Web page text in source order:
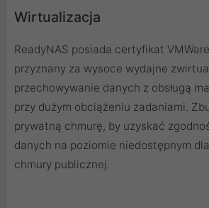
Wirtualizacja
ReadyNAS posiada certyfikat
przyznany za wysoce wydajne
przechowywanie danych z obsługą
przy dużym obciążeniu zadaniami.
prywatną chmurę, by uzyskać
danych na poziomie niedostępnym
chmury publicznej.